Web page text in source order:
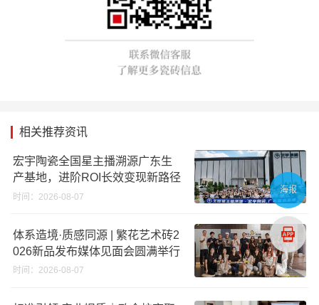
相关推荐资讯
宏宇陶瓷全国星主播溯源广东生
产基地，进阶ROI长效变现新路径
时间：2026-08-07
体系造境·质感同源 | 繁花艺术砖2
026新品发布媒体见面会圆满举行
时间：2026-08-07
海报